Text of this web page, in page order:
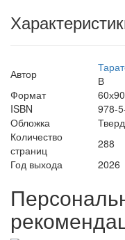
Автор
В
Формат
ISBN
978-
Обложка
Количество
страниц
288
Год выхода
2026